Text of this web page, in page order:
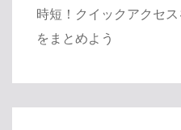
時短！クイックアクセ
をまとめよう